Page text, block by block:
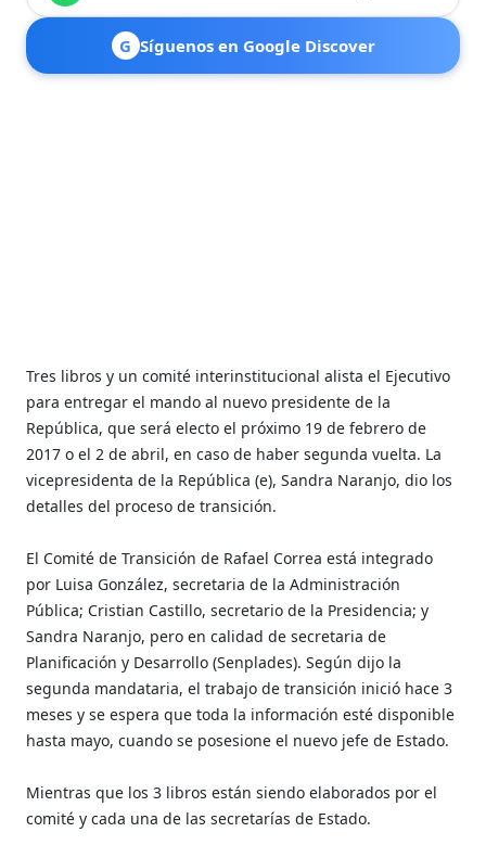
G Síguenos en Google Discover
Tres libros y un comité interinstitucional alista el Ejecutivo
para entregar el mando al nuevo presidente de la
República, que será electo el próximo 19 de febrero de
2017 o el 2 de abril, en caso de haber segunda vuelta. La
vicepresidenta de la República (e), Sandra Naranjo, dio los
detalles del proceso de transición.
El Comité de Transición de Rafael Correa está integrado
por Luisa González, secretaria de la Administración
Pública; Cristian Castillo, secretario de la Presidencia; y
Sandra Naranjo, pero en calidad de secretaria de
Planificación y Desarrollo (Senplades). Según dijo la
segunda mandataria, el trabajo de transición inició hace 3
meses y se espera que toda la información esté disponible
hasta mayo, cuando se posesione el nuevo jefe de Estado.
Mientras que los 3 libros están siendo elaborados por el
comité y cada una de las secretarías de Estado.